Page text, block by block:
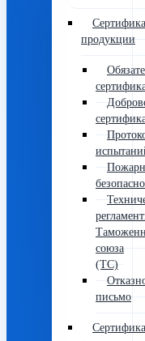
продукции
союза
(ТС)
письмо